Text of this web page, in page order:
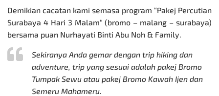
Demikian cacatan kami semasa program “Pakej Percutian
Surabaya 4 Hari 3 Malam“ (bromo – malang – surabaya)
bersama puan Nurhayati Binti Abu Noh & Family.
Sekiranya Anda gemar dengan trip hiking dan
adventure, trip yang sesuai adalah pakej Bromo
Tumpak Sewu atau pakej Bromo Kawah Ijen dan
Semeru Mahameru.